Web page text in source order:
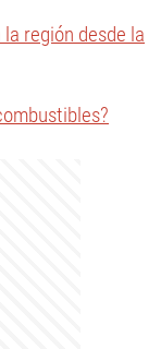
región desde la